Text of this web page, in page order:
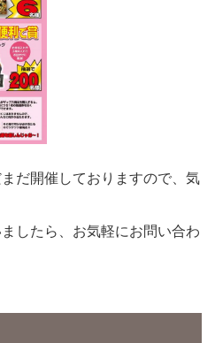
だ開催しておりますので、気
したら、お気軽にお問い合わ